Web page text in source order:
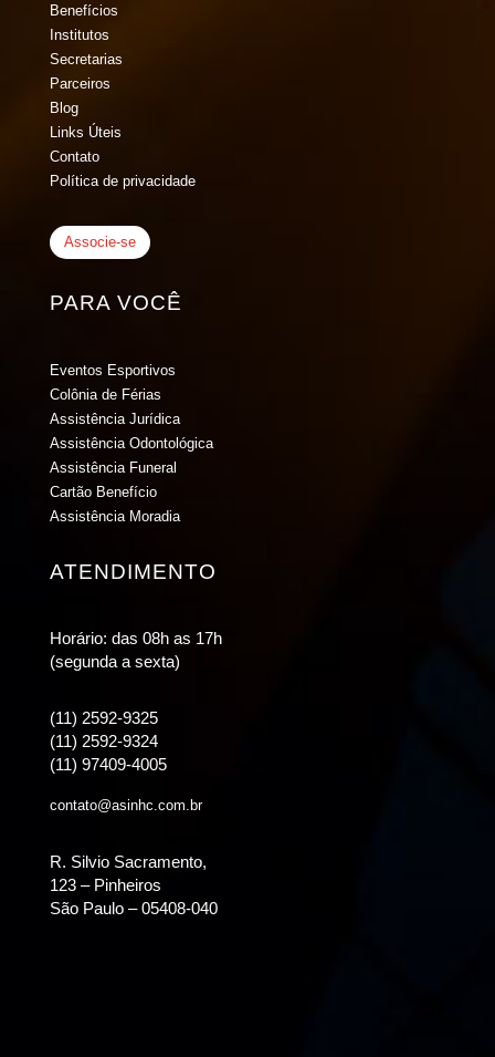
Benefícios
Institutos
Secretarias
Parceiros
Blog
Links Úteis
Contato
Política de privacidade
Associe-se
PARA VOCÊ
Eventos Esportivos
Colônia de Férias
Assistência Jurídica
Assistência Odontológica
Assistência Funeral
Cartão Benefício
Assistência Moradia
ATENDIMENTO
Horário: das 08h as 17h
(segunda a sexta)
(11) 2592-9325
(11) 2592-9324
(11) 97409-4005
contato@asinhc.com.br
R. Silvio Sacramento,
123 – Pinheiros
São Paulo – 05408-040